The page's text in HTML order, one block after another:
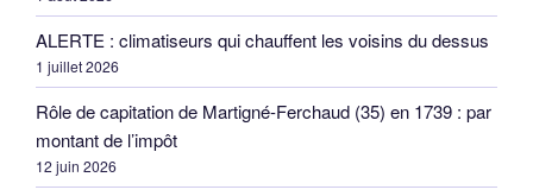
ALERTE : climatiseurs qui chauffent les voisins du dessus
1 juillet 2026
Rôle de capitation de Martigné-Ferchaud (35) en 1739 : par
montant de l’impôt
12 juin 2026